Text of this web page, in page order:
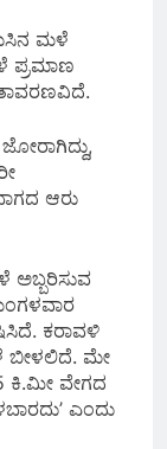
ಮಳೆ
ಪ್ರಮಾಣ
ಆರು
ಅಬ್ಬರಿಸುವ
ಕರಾವಳಿ
ಬೀಳಲಿದೆ. ಮೇ
ಕಿ.ಮೀ ವೇಗದ
ಎಂದು